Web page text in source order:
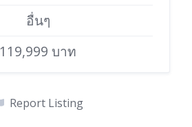
อื่นๆ
119,999 บาท
Report Listing